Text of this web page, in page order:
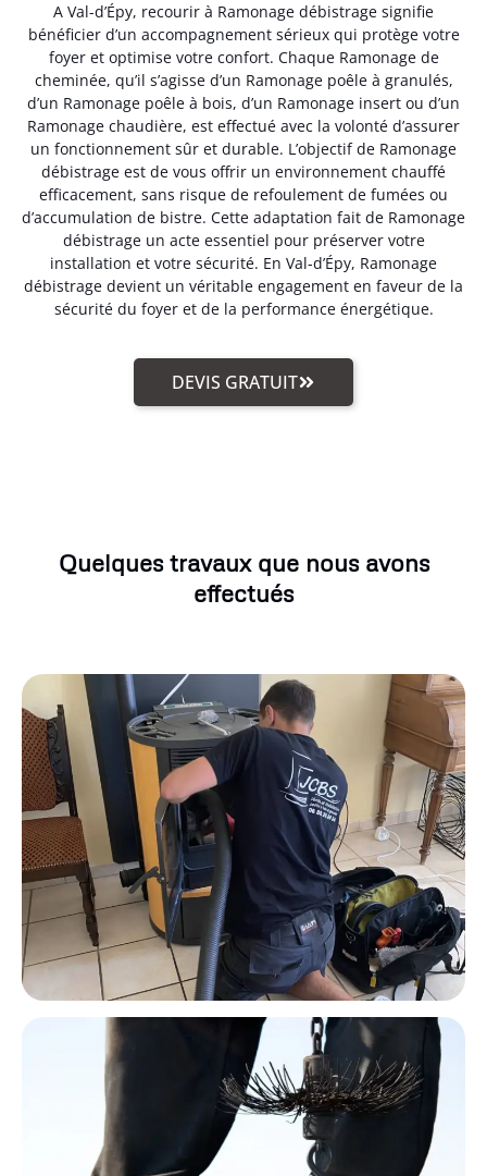
A Val-d’Épy, recourir à Ramonage débistrage signifie
bénéficier d’un accompagnement sérieux qui protège votre
foyer et optimise votre confort. Chaque Ramonage de
cheminée, qu’il s’agisse d’un Ramonage poêle à granulés,
d’un Ramonage poêle à bois, d’un Ramonage insert ou d’un
Ramonage chaudière, est effectué avec la volonté d’assurer
un fonctionnement sûr et durable. L’objectif de Ramonage
débistrage est de vous offrir un environnement chauffé
efficacement, sans risque de refoulement de fumées ou
d’accumulation de bistre. Cette adaptation fait de Ramonage
débistrage un acte essentiel pour préserver votre
installation et votre sécurité. En Val-d’Épy, Ramonage
débistrage devient un véritable engagement en faveur de la
sécurité du foyer et de la performance énergétique.
DEVIS GRATUIT
Quelques travaux que nous avons
effectués